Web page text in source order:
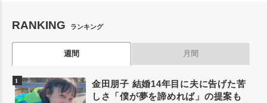
RANKING ランキング
週間 月間
金田朋子 結婚14年目に夫に告げた苦
しさ「僕が夢を諦めれば」の提案も